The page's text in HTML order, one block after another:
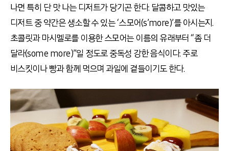
나면 특히 단 맛 나는 디저트가 당기곤 한다. 달콤하고 맛있는
디저트 중 약간은 생소할 수 있는 ‘스모어(s’more)’를 아시는지.
초콜릿과 마시멜로를 이용한 스모어는 이름의 유래부터 “좀 더
달라(some more)”일 정도로 중독성 강한 음식이다. 주로
비스킷이나 빵과 함께 먹으며 과일에 곁들이기도 한다.